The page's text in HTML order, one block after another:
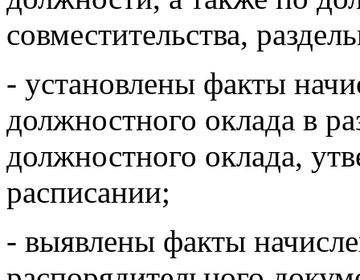
совместительства,
- установлены факты
должностного оклада в
должностного оклада,
расписании;
- выявлены факты